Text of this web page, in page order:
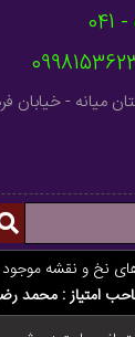
نخ و نقشه
امتیاز : محمد